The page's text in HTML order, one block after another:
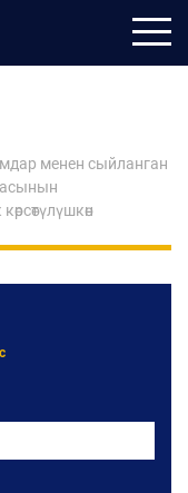
менен сыйланган